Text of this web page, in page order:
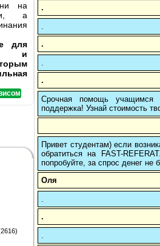
на
а
для
и
.
.
.
Срочная помощь учащимся в
поддержка! Узнай стоимость
Привет студентам) если
обратиться на FAST-
попробуйте, за спрос денег не
Оля
.